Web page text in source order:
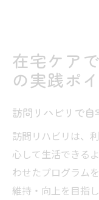
在宅ケア
の実践ポ
訪問リハビリで
訪問リハビリは、
心して生活できる
わせたプログラム
維持・向上を目指